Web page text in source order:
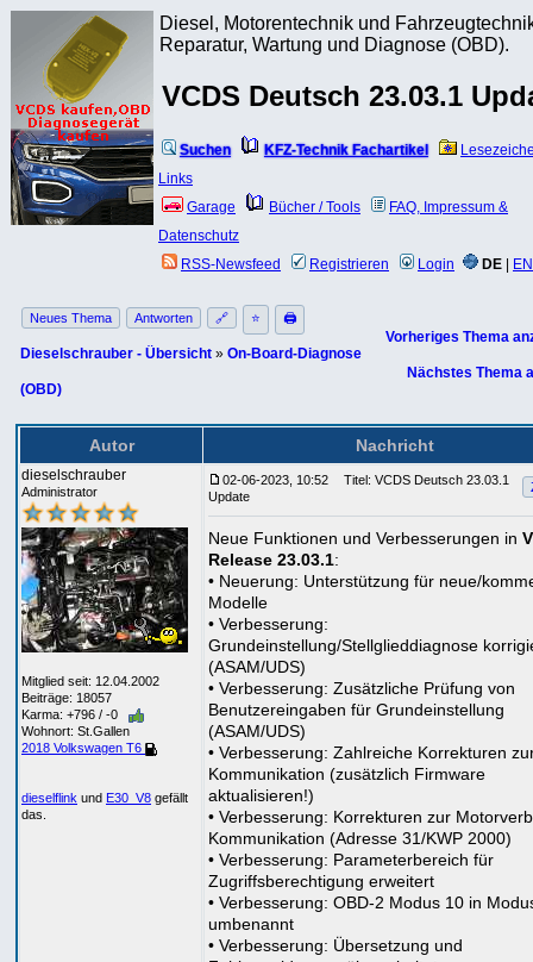
Diesel, Motorentechnik und
Reparatur, Wartung und Diagnose (OBD).
VCDS Deutsch 23.03.1
Suchen KFZ-Technik Fachartikel
Links
Garage
Bücher / Tools
FAQ, Impressum &
Datenschutz
RSS-Newsfeed
Registrieren Login DE EN
Neues Thema Antworten 🔗 ⭐ 🖨
Dieselschrauber - Übersicht » On-Board-Diagnose
(OBD)
Vorheriges Thema
Nächstes Thema
Autor Nachricht
dieselschrauber
Administrator
Mitglied seit: 12.04.2002
Beiträge: 18057
Karma: +796 / -0
Wohnort: St.Gallen
2018 Volkswagen T6
dieselflink und E30_V8 gefällt
das.
02-06-2023, 10:52
Titel: VCDS Deutsch 23.03.1
Update
Neue Funktionen und Verbesserungen in
Release 23.03.1:
• Neuerung: Unterstützung für neue/
Modelle
• Verbesserung:
Grundeinstellung/Stellglieddiagnose
(ASAM/UDS)
• Verbesserung: Zusätzliche Prüfung von
Benutzereingaben für Grundeinstellung
(ASAM/UDS)
• Verbesserung: Zahlreiche Korrekturen
Kommunikation (zusätzlich Firmware
aktualisieren!)
• Verbesserung: Korrekturen zur
Kommunikation (Adresse 31/KWP 2000)
• Verbesserung: Parameterbereich für
Zugriffsberechtigung erweitert
• Verbesserung: OBD-2 Modus 10 in
umbenannt
• Verbesserung: Übersetzung und